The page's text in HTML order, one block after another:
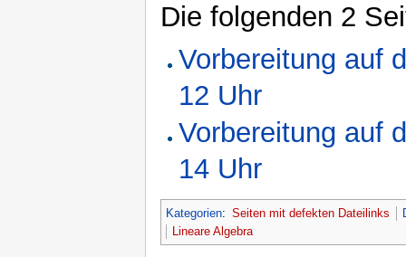
Die folgenden 2
Vorbereitung auf
12 Uhr
Vorbereitung auf
14 Uhr
Kategorien: Seiten mit defekten Dateilinks
Lineare Algebra